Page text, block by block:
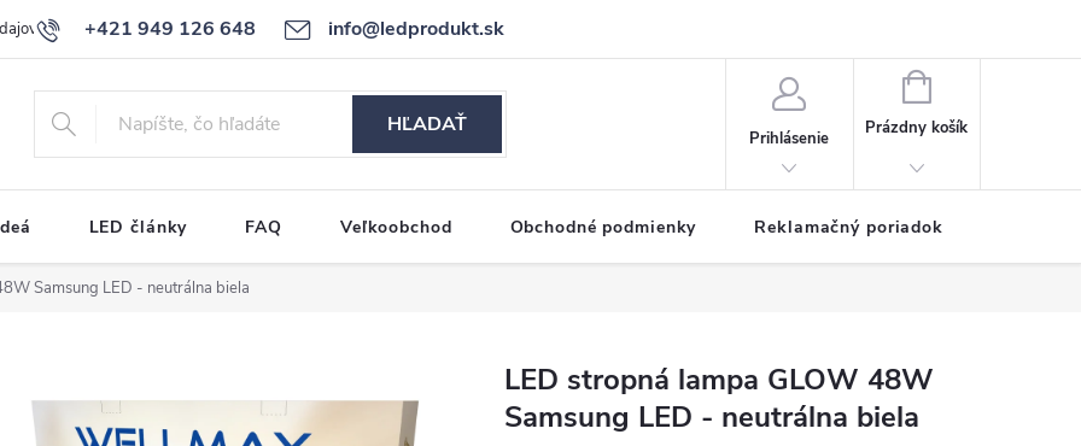
+421 949 126 648 info@ledprodukt.sk
Reklamačný poriadok
HĽADAŤ
Prihlásenie
NÁKUPNÝ
KOŠÍK
Prázdny košík
LED články FAQ Veľkoobchod Obchodné podmienky Reklamačný poriadok
Samsung LED - neutrálna biela
LED stropná lampa GLOW 48W
Samsung LED - neutrálna biela